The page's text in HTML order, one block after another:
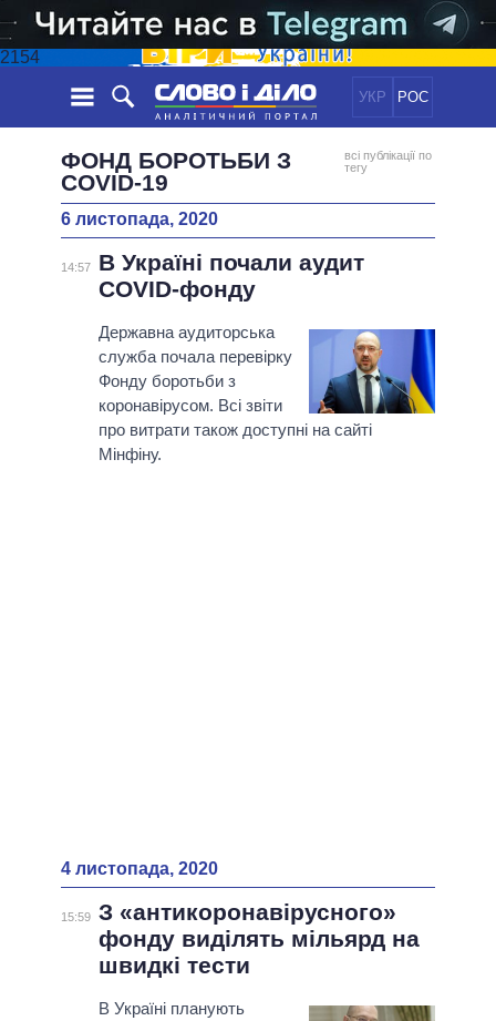
2154
УКР РОС
НОВИНИ
СТРІЧКА
ПОДІЇ
СТАТТІ
ОГЛЯДИ
ДАЙДЖЕСТИ
ПОЛІТИКА
ЕКОНОМІКА
СУСПІЛЬСТВО
ОБIЦЯНКИ
ПОЛIТИКИ
УСІ ПОЛІТИКИ
ПРЕЗИДЕНТ І ОФІС
ВЕРХОВНА РАДА
КАБІНЕТ МІНІСТРІВ
ГОЛОВИ ОБЛАДМІНІСТРАЦІЙ
МЕРИ МІСТ
ІНФОГРАФІКА
ВІДЕО
ПІДТРИМАТИ
ПОРІВНЯННЯ ПОЛІТИКІВ
ФОНД БОРОТЬБИ З
COVID-19
всі публікації по
тегу
6 листопада, 2020
14:57
В Україні почали аудит
COVID-фонду
Державна аудиторська
служба почала перевірку
Фонду боротьби з
коронавірусом. Всі звіти
про витрати також доступні на сайті
Мінфіну.
4 листопада, 2020
15:59 З «антикоронавірусного»
фонду виділять мільярд на
швидкі тести
В Україні планують